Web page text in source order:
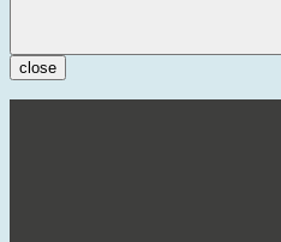
close